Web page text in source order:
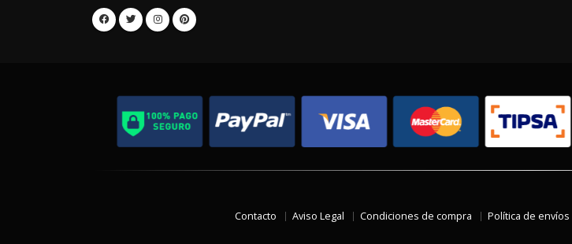
Contacto Aviso Legal Condiciones de compra Política de envíos